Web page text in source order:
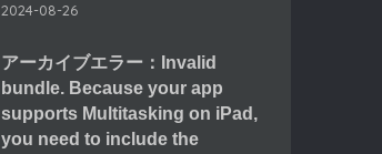
2024-08-26
アーカイブエラー：Invalid
bundle. Because your app
supports Multitasking on iPad,
you need to include the